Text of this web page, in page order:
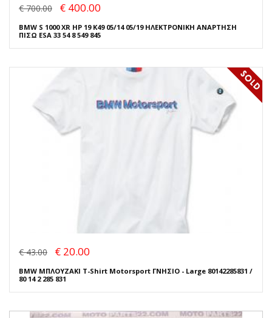
€ 700.00 € 400.00
BMW S 1000 XR HP 19 K49 05/14 05/19 ΗΛΕΚΤΡΟΝΙΚΗ ΑΝΑΡΤΗΣΗ
ΠΙΣΩ ESA 33 54 8 549 845
€ 43.00 € 20.00
BMW ΜΠΛΟΥΖΑΚΙ T-Shirt Motorsport ΓΝΗΣΙΟ - Large 80142285831 /
80 14 2 285 831